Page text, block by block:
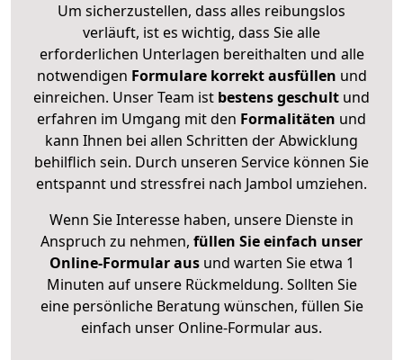
Um sicherzustellen, dass alles reibungslos
verläuft, ist es wichtig, dass Sie alle
erforderlichen Unterlagen bereithalten und alle
notwendigen Formulare korrekt ausfüllen und
einreichen. Unser Team ist bestens geschult und
erfahren im Umgang mit den Formalitäten und
kann Ihnen bei allen Schritten der Abwicklung
behilflich sein. Durch unseren Service können Sie
entspannt und stressfrei nach Jambol umziehen.
Wenn Sie Interesse haben, unsere Dienste in
Anspruch zu nehmen, füllen Sie einfach unser
Online-Formular ausund warten Sie etwa 1
Minuten auf unsere Rückmeldung. Sollten Sie
eine persönliche Beratung wünschen, füllen Sie
einfach unser Online-Formular aus.